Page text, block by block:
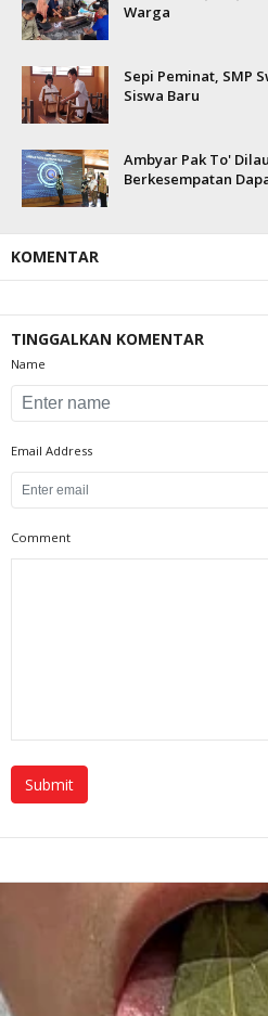
Warga
Sepi Peminat, SMP
Siswa Baru
Ambyar Pak To'
Berkesempatan
KOMENTAR
TINGGALKAN KOMENTAR
Name
Email Address
Comment